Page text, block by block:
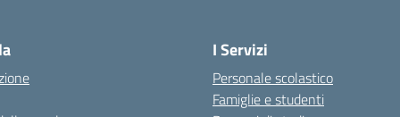
I Servizi
Personale scolastico
Famiglie e studenti